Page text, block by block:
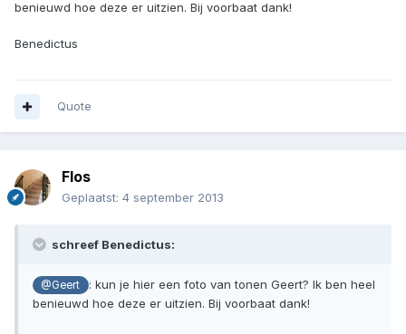
benieuwd hoe deze er uitzien. Bij voorbaat dank!
Benedictus
Quote
Flos
Geplaatst: 4 september 2013
schreef Benedictus:
@Geert
: kun je hier een foto van tonen Geert? Ik ben heel
benieuwd hoe deze er uitzien. Bij voorbaat dank!